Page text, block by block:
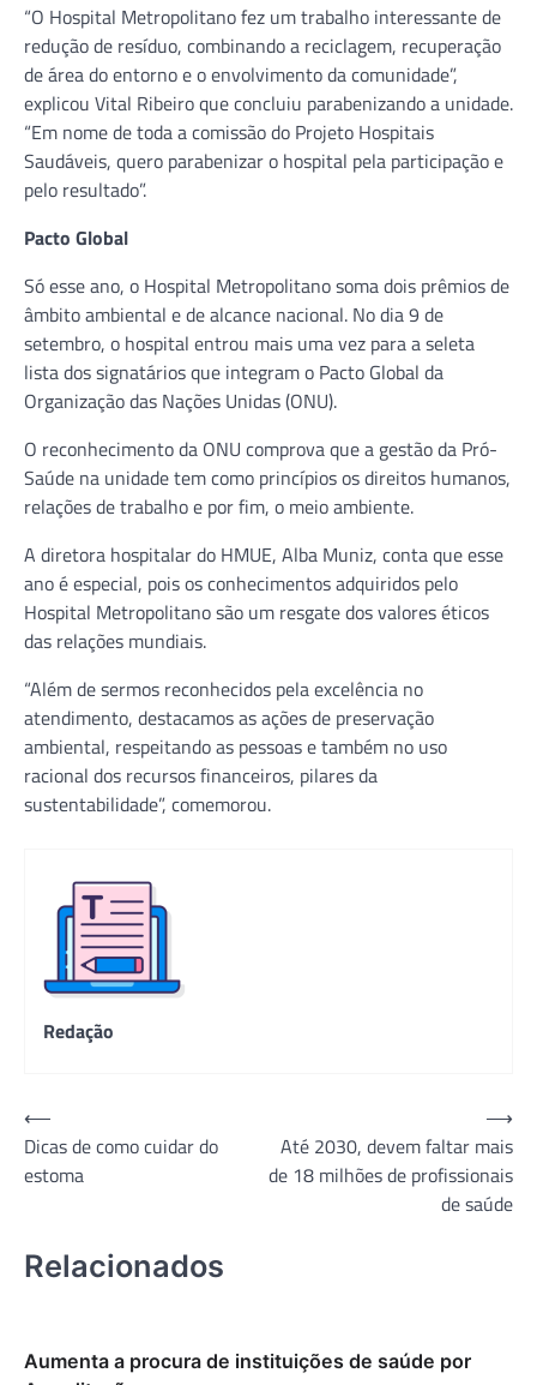
“O Hospital Metropolitano fez um trabalho interessante de
redução de resíduo, combinando a reciclagem, recuperação
de área do entorno e o envolvimento da comunidade”,
explicou Vital Ribeiro que concluiu parabenizando a unidade.
“Em nome de toda a comissão do Projeto Hospitais
Saudáveis, quero parabenizar o hospital pela participação e
pelo resultado”.
Pacto Global
Só esse ano, o Hospital Metropolitano soma dois prêmios de
âmbito ambiental e de alcance nacional. No dia 9 de
setembro, o hospital entrou mais uma vez para a seleta
lista dos signatários que integram o Pacto Global da
Organização das Nações Unidas (ONU).
O reconhecimento da ONU comprova que a gestão da Pró-
Saúde na unidade tem como princípios os direitos humanos,
relações de trabalho e por fim, o meio ambiente.
A diretora hospitalar do HMUE, Alba Muniz, conta que esse
ano é especial, pois os conhecimentos adquiridos pelo
Hospital Metropolitano são um resgate dos valores éticos
das relações mundiais.
“Além de sermos reconhecidos pela excelência no
atendimento, destacamos as ações de preservação
ambiental, respeitando as pessoas e também no uso
racional dos recursos financeiros, pilares da
sustentabilidade”, comemorou.
Redação
Navegação
de
Post
⟵
Dicas de como cuidar do
estoma
Até 2030, devem faltar mais
de 18 milhões de profissionais
de saúde
⟶
Relacionados
Aumenta a procura de instituições de saúde por